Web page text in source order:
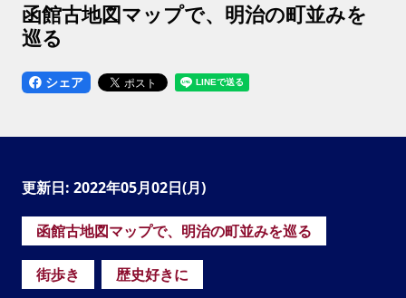
函館古地図マップで、明治の町並みを
巡る
シェア
更新日: 2022年05月02日(月)
函館古地図マップで、明治の町並みを巡る
街歩き 歴史好きに